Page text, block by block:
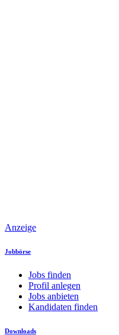
Anzeige
Jobbörse
Jobs finden
Profil anlegen
Jobs anbieten
Kandidaten finden
Downloads